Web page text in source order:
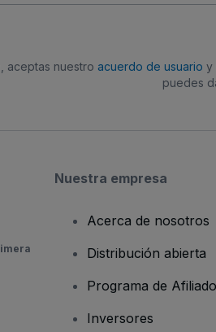
aceptas nuestro acuerdo de usuario y
puedes
Nuestra empresa
Acerca de nosotros
Distribución abierta
Programa de
Inversores